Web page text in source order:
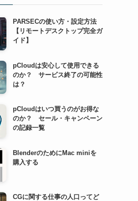
PARSECの使い方・設定方法
【リモートデスクトップ完全ガ
イド】
pCloudは安心して使用できる
のか？ サービス終了の可能性
は？
pCloudはいつ買うのがお得な
のか？ セール・キャンペーン
の記録一覧
BlenderのためにMac miniを
購入する
CGに関する仕事の人口ってど